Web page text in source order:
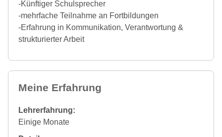
-Künftiger Schulsprecher
-mehrfache Teilnahme an Fortbildungen
-Erfahrung in Kommunikation, Verantwortung &
strukturierter Arbeit
Meine Erfahrung
Lehrerfahrung:
Einige Monate